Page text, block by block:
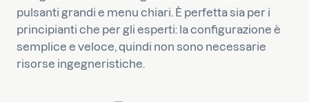
pulsanti grandi e menu chiari. È perfetta sia per i
principianti che per gli esperti: la configurazione è
semplice e veloce, quindi non sono necessarie
risorse ingegneristiche.